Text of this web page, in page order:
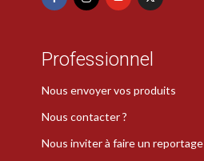
Professionnel
Nous envoyer vos produits
Nous contacter ?
Nous inviter à faire un reportage